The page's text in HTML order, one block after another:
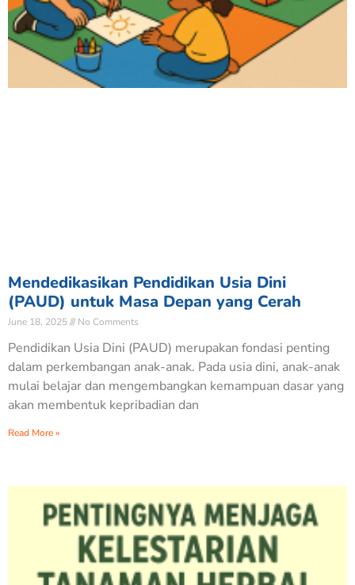
Mendedikasikan Pendidikan Usia Dini
(PAUD) untuk Masa Depan yang Cerah
June 18, 2025 No Comments
Pendidikan Usia Dini (PAUD) merupakan fondasi penting
dalam perkembangan anak-anak. Pada usia dini, anak-anak
mulai belajar dan mengembangkan kemampuan dasar yang
akan membentuk kepribadian dan
Read More »